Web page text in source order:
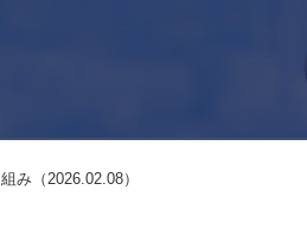
み（2026.02.08）